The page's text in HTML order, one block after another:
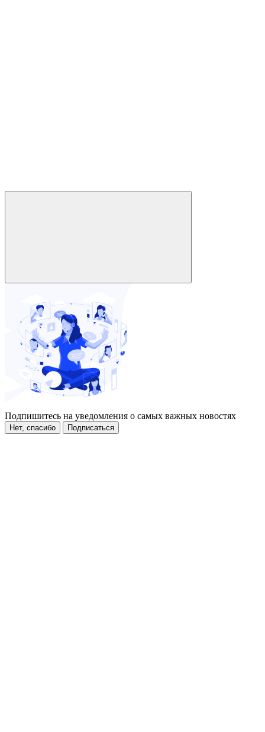
Подпишитесь на уведомления о самых важных новостях
Нет, спасибо Подписаться